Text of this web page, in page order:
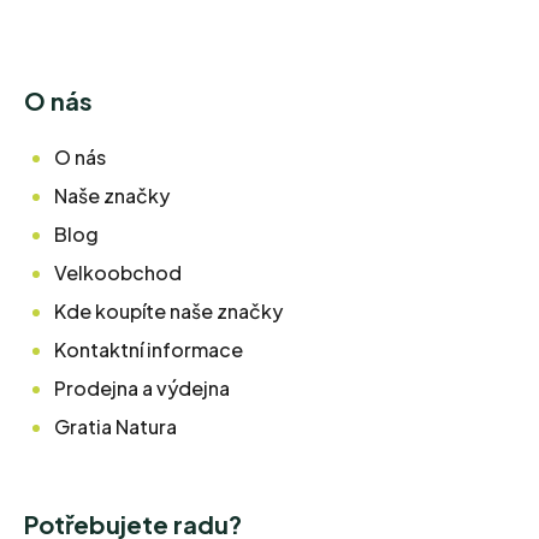
O nás
O nás
Naše značky
Blog
Velkoobchod
Kde koupíte naše značky
Kontaktní informace
Prodejna a výdejna
Gratia Natura
Potřebujete radu?